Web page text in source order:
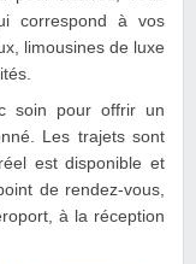
correspond à vos
limousines de luxe
soin pour offrir un
Les trajets sont
est disponible et
de rendez-vous,
à la réception